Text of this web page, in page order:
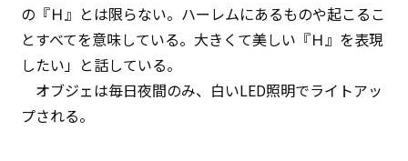
の『Ｈ』とは限らない。ハーレムにあるものや起こるこ
とすべてを意味している。大きくて美しい『Ｈ』を表現
したい」と話している。
オブジェは毎日夜間のみ、白いLED照明でライトアッ
プされる。